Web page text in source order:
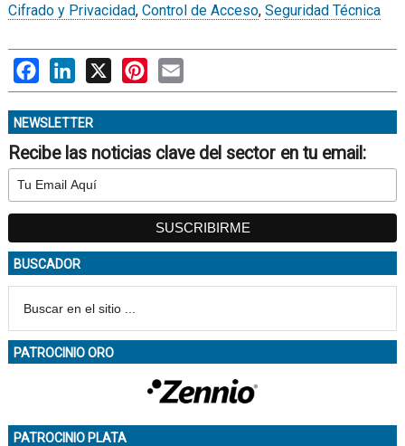
Cifrado y Privacidad, Control de Acceso, Seguridad Técnica
FacebookLinkedIn
X PinterestEmail
NEWSLETTER
Recibe las noticias clave del sector en tu email:
BUSCADOR
PATROCINIO ORO
PATROCINIO PLATA